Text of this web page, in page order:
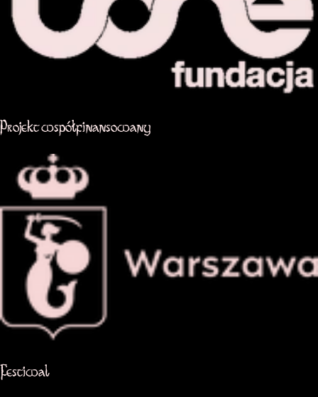
Projekt współfinansowany
Festiwal